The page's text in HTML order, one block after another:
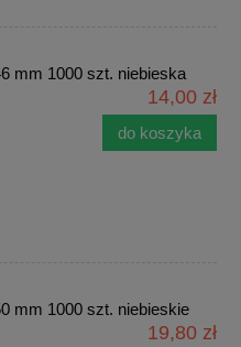
mm 1000 szt. niebieska
14,00 zł
do koszyka
mm 1000 szt. niebieskie
19,80 zł